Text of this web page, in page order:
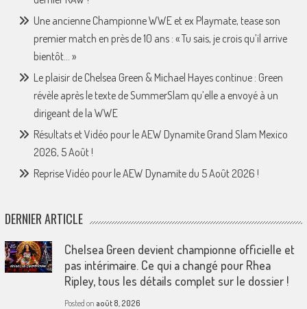
Une ancienne Championne WWE et ex Playmate, tease son
premier match en près de 10 ans : « Tu sais, je crois qu’il arrive
bientôt… »
Le plaisir de Chelsea Green & Michael Hayes continue : Green
révèle après le texte de SummerSlam qu’elle a envoyé à un
dirigeant de la WWE
Résultats et Vidéo pour le AEW Dynamite Grand Slam Mexico
2026, 5 Août !
Reprise Vidéo pour le AEW Dynamite du 5 Août 2026 !
DERNIER ARTICLE
Chelsea Green devient championne officielle et
pas intérimaire. Ce qui a changé pour Rhea
Ripley, tous les détails complet sur le dossier !
Posted on août 8, 2026